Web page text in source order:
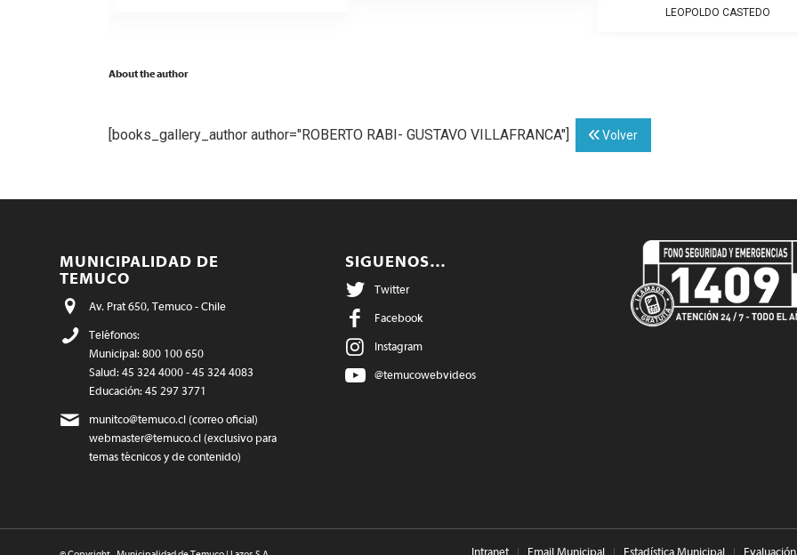
LEOPOLDO CASTEDO
About the author
[books_gallery_author author="ROBERTO RABI- GUSTAVO VILLAFRANCA"] Volver
MUNICIPALIDAD DE
TEMUCO
Av. Prat 650, Temuco - Chile
Teléfonos:
Municipal: 800 100 650
Salud: 45 324 4000 - 45 324 4083
Educación: 45 297 3771
munitco@temuco.cl (correo oficial)
webmaster@temuco.cl (exclusivo para
temas técnicos y de contenido)
SIGUENOS…
Twitter
Facebook
Instagram
@temucowebvideos
Intranet Email Municipal Estadística Municipal